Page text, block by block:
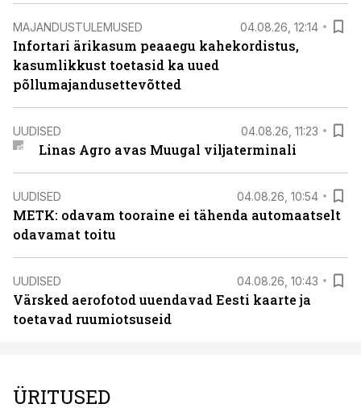
MAJANDUSTULEMUSED 04.08.26, 12:14
Infortari ärikasum peaaegu kahekordistus,
kasumlikkust toetasid ka uued
põllumajandusettevõtted
UUDISED 04.08.26, 11:23
Linas Agro avas Muugal viljaterminali
UUDISED 04.08.26, 10:54
METK: odavam tooraine ei tähenda automaatselt
odavamat toitu
UUDISED 04.08.26, 10:43
Värsked aerofotod uuendavad Eesti kaarte ja
toetavad ruumiotsuseid
ÜRITUSED